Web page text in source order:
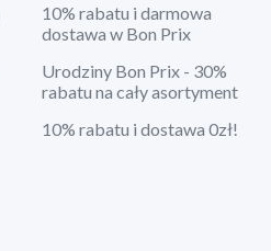
10% rabatu i darmowa
dostawa w Bon Prix
Urodziny Bon Prix - 30%
rabatu na cały asortyment
10% rabatu i dostawa 0zł!